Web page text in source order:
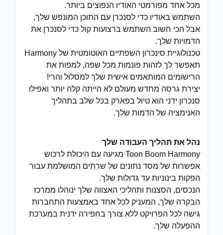
מכל אחד מפורמטי האודיו הנפוצים ביותר.
השתמש באודיו כדי לסנכרן עם התוכן המונפש שלך,
אבל הכי חשוב השתמש ברצועות קול כדי לסנכרן את
הדמויות שלך.
טכנולוגיית סינכרון השפתיים האוטומטית של Harmony
תאפשר לך לזהות פונמות מכל שפה, למפות את
הרישומים המותאמים אישית שלך למסלול והרי!
יצירת גרסה מחדש מעולם לא הייתה קלה יותר ואפילו
סנכרון ידני הוא טיול בפארק בכל שלב בתהליך
האנימציה של הדמות שלך.
נהל את תהליך העבודה שלך
Toon Boom Harmony מגיעה עם היכולת לרכוש
אפשרות של מסד נתונים של שרתים המושלמת עבור
הפקות בינוניות עד גדולות שלך.
הנכסים, הסצנות ותהליכי האצווה שלך ינוהלו ממרכז
הבקרה שלך, המעניק לכל אחד באמצעות התחברות
גישה לכל הפרויקט ללא צורך בחפירה ידנית במערכת
ההפעלה שלך.